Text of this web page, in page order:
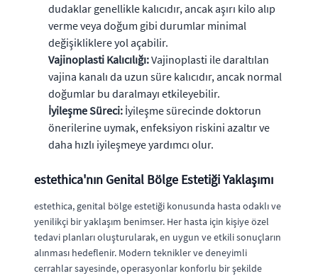
dudaklar genellikle kalıcıdır, ancak aşırı kilo alıp
verme veya doğum gibi durumlar minimal
değişikliklere yol açabilir.
Vajinoplasti Kalıcılığı:Vajinoplasti ile daraltılan
vajina kanalı da uzun süre kalıcıdır, ancak normal
doğumlar bu daralmayı etkileyebilir.
İyileşme Süreci: İyileşme sürecinde doktorun
önerilerine uymak, enfeksiyon riskini azaltır ve
daha hızlı iyileşmeye yardımcı olur.
estethica'nın Genital Bölge Estetiği Yaklaşımı
estethica, genital bölge estetiği konusunda hasta odaklı ve
yenilikçi bir yaklaşım benimser. Her hasta için kişiye özel
tedavi planları oluşturularak, en uygun ve etkili sonuçların
alınması hedeflenir. Modern teknikler ve deneyimli
cerrahlar sayesinde, operasyonlar konforlu bir şekilde